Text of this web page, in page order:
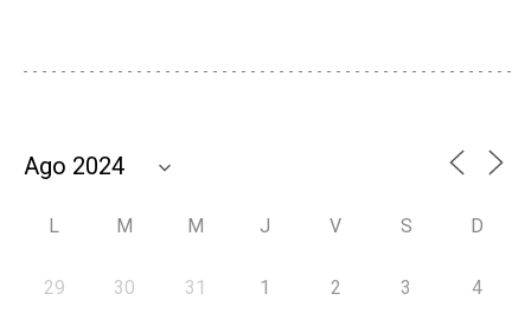
L M M J V S D
29 30 31 1 2 3 4